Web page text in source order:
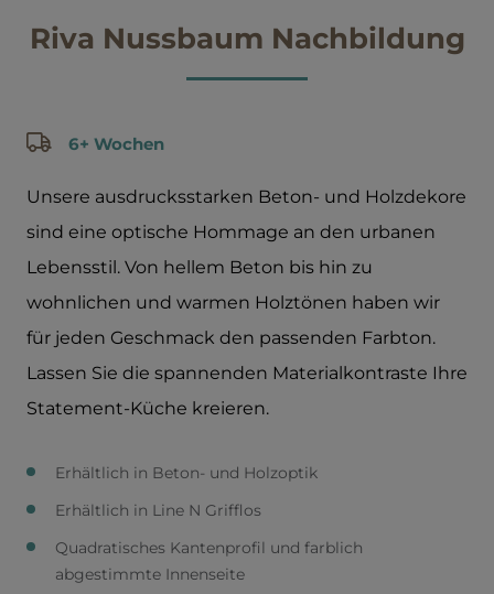
Riva Nussbaum Nachbildung
6+ Wochen
Unsere ausdrucksstarken Beton- und Holzdekore
sind eine optische Hommage an den urbanen
Lebensstil. Von hellem Beton bis hin zu
wohnlichen und warmen Holztönen haben wir
für jeden Geschmack den passenden Farbton.
Lassen Sie die spannenden Materialkontraste Ihre
Statement-Küche kreieren.
Erhältlich in Beton- und Holzoptik
Erhältlich in Line N Grifflos
Quadratisches Kantenprofil und farblich
abgestimmte Innenseite